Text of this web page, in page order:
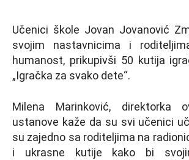
Učenici škole Jovan Jovanović
svojim nastavnicima i
humanost, prikupivši 50 kutija
„Igračka za svako dete“.
Milena Marinković, direktorka
ustanove kaže da su svi učenici
su zajedno sa roditeljima na
i ukrasne kutije kako bi